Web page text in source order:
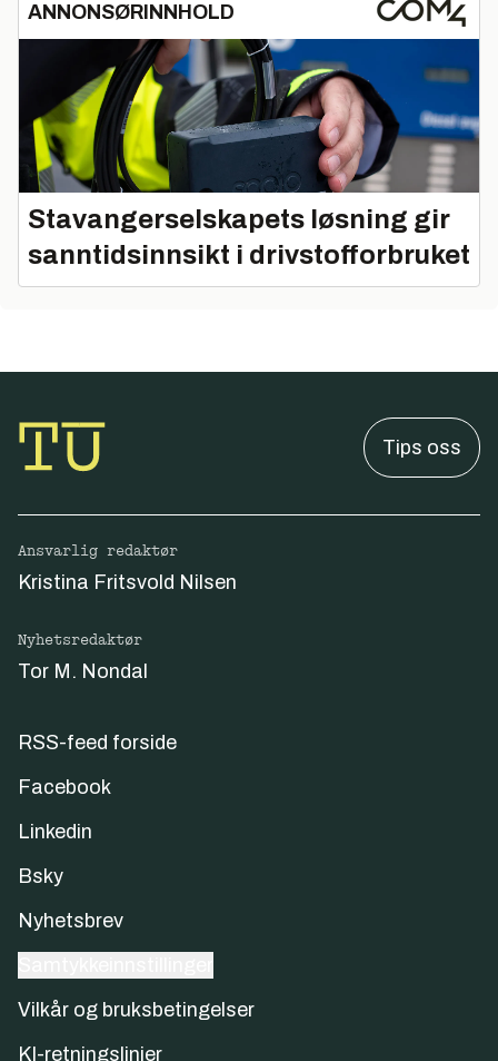
ANNONSØRINNHOLD
Stavangerselskapets løsning gir
sanntidsinnsikt i drivstofforbruket
Tips oss
Ansvarlig redaktør
Kristina Fritsvold Nilsen
Nyhetsredaktør
Tor M. Nondal
RSS-feed forside
Facebook
Linkedin
Bsky
Nyhetsbrev
Vilkår og bruksbetingelser
KI-retningslinjer